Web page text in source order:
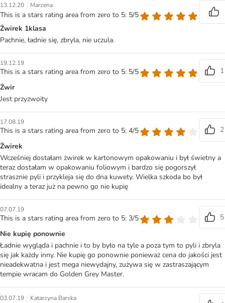
13.12.20 | Marzena
This is a stars rating area from zero to 5: 5/5
Żwirek 1klasa
Pachnie, ładnie się, zbryla, nie uczula.
19.12.19
This is a stars rating area from zero to 5: 5/5
1
Żwir
Jest przyzwoity
17.08.19
This is a stars rating area from zero to 5: 4/5
2
Żwirek
Wcześniej dostałam żwirek w kartonowym opakowaniu i był świetny a
teraz dostałam w opakowaniu foliowym i bardzo się pogorszył
strasznie pyli i przykleja się do dna kuwety. Wielka szkoda bo był
idealny a teraz już na pewno go nie kupię
07.07.19
This is a stars rating area from zero to 5: 3/5
5
Nie kupię ponownie
Ładnie wygląda i pachnie i to by było na tyle a poza tym to pyli i zbryla
się jak każdy inny. Nie kupię go ponownie ponieważ cena do jakości jest
nieadekwatna i jest mega niewydajny, zużywa się w zastraszającym
tempie wracam do Golden Grey Master.
03.07.19 | Katarzyna Barska